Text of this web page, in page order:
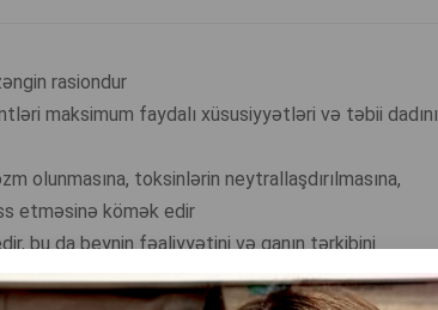
rasiondur
maksimum faydalı xüsusiyyətləri və təbii dadını
olunmasına, toksinlərin neytrallaşdırılmasına,
etməsinə kömək edir
bu da beynin fəaliyyətini və qanın tərkibini
immunitet və sinir sistemlərinin fəaliyyətinə